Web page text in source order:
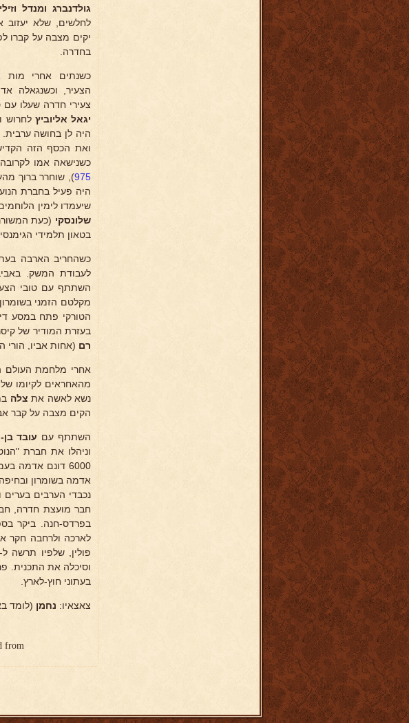
גולדנברג ומנדל
לחלשים, שלא
יקים מצבה על קברו
בחדרה.
כשנתים אחרי מות
הצעיר, וכשנגאלה
צעירי חדרה שעלו עם סוסיהם ביום
יגאל אליוביץ לחרוש
ואת הכסף הזה
כשנישאה אמו
975), שוחרר ברוך
היה פעיל בחברת
שיעמדו לימין
שלונסקי (כעת
בטאון תלמידי
כשהחריב הארבה
לעבודת המשק.
השתתף עם טובי
מקלטם הזמני
הטורקי פתח במסע
בעזרת המודיר של
רם (אחות אביו, הורי
אחרי מלחמת העולם
מהאחראים לקיומו
נשא לאשה את צלה
הקים מצבה על קבר
השתתף עם עובד
וניהלו את חברת
6000 דונם אדמה בעמק זבולון ויסד את חברת
אדמה בשומרון
נכבדי הערבים
חבר מועצת חדרה,
וסיכלה את התכנית.
בעתוני חוץ-לארץ.
צאצאיו: נחמן (לומד
from